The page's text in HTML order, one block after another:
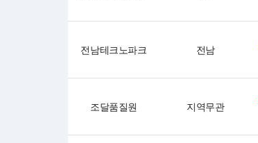
전남테크노파크 전남
조달품질원 지역무관